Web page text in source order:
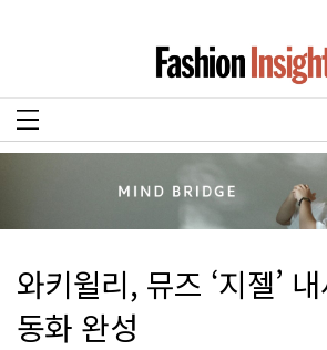
와키윌리, 뮤즈 ‘지젤’
동화 완성